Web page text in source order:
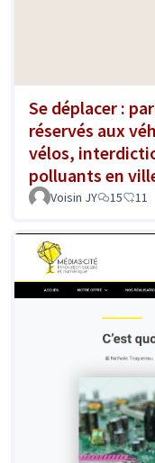
Se déplacer :
réservés aux
vélos,
polluants en
Voisin JY 15 11